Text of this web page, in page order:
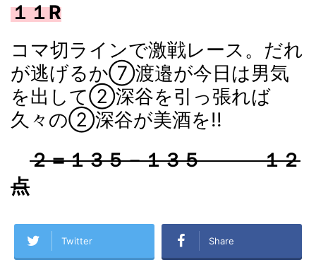
１１R
コマ切ラインで激戦レース。だれ
が逃げるか⑦渡邉が今日は男気
を出して②深谷を引っ張れば
久々の②深谷が美酒を!!
２＝１３５－１３５ １２
点
Twitter Share